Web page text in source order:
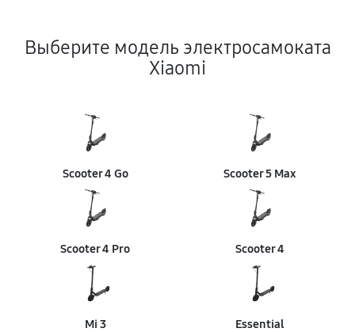
Выберите модель электросамоката
Xiaomi
Scooter 4 Go Scooter 5 Max
Scooter 4 Pro Scooter 4
Mi 3 Essential